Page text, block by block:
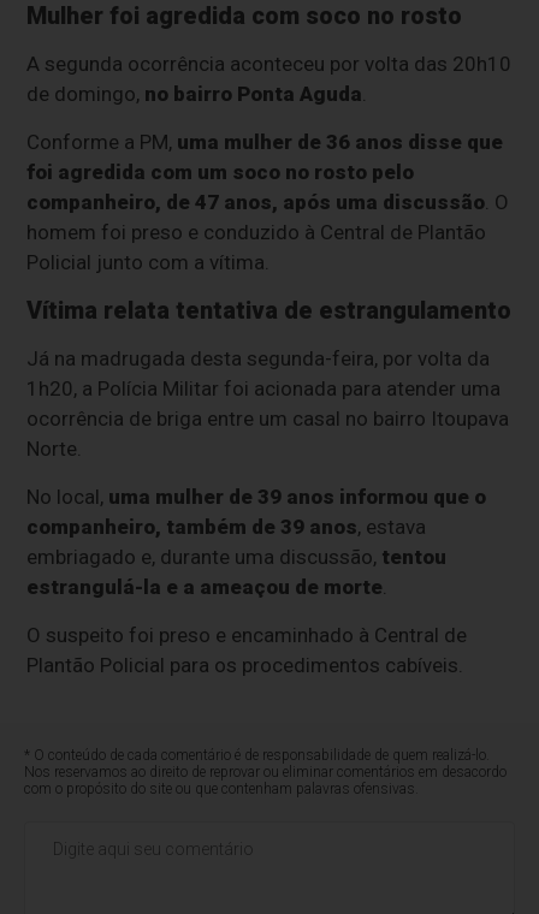
Mulher foi agredida com soco no rosto
A segunda ocorrência aconteceu por volta das 20h10
de domingo, no bairro Ponta Aguda
Conforme a PM, uma mulher de 36 anos disse que
foi agredida com um soco no rosto pelo
companheiro, de 47 anos, após uma discussão . O
homem foi preso e conduzido à Central de Plantão
Policial junto com a vítima.
Vítima relata tentativa de estrangulamento
Já na madrugada desta segunda-feira, por volta da
1h20, a Polícia Militar foi acionada para atender uma
ocorrência de briga entre um casal no bairro Itoupava
Norte.
No local, uma mulher de 39 anos informou que o
companheiro, também de 39 anos, estava
embriagado e, durante uma discussão, tentou
estrangulá-la e a ameaçou de morte
O suspeito foi preso e encaminhado à Central de
Plantão Policial para os procedimentos cabíveis.
* O conteúdo de cada comentário é de responsabilidade de quem realizá-lo.
Nos reservamos ao direito de reprovar ou eliminar comentários em desacordo
com o propósito do site ou que contenham palavras ofensivas.